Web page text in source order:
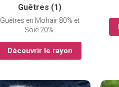
Guêtres (1)
Guêtres en Mohair 80% et
Soie 20%.
Découvrir le rayon